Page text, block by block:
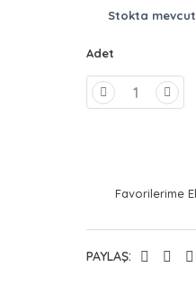
Stokta mevcut
Adet
PAYLAŞ: